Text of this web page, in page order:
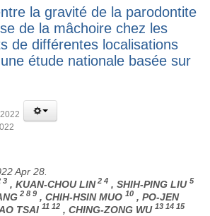
la gravité de la parodontite
de la mâchoire chez les
de différentes localisations
étude nationale basée sur
Apr 28.
3 , KUAN-CHOU LIN2 4 , SHIH-PING LIU 5
2 8 9 , CHIH-HSIN MUO 10 , PO-JEN
TSAI 11 12 , CHING-ZONG WU 13 14 15